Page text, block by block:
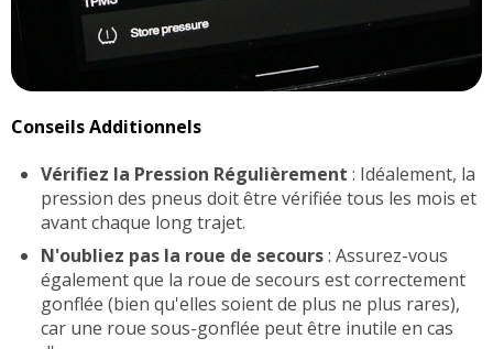
Conseils Additionnels
Vérifiez la Pression Régulièrement : Idéalement, la
pression des pneus doit être vérifiée tous les mois et
avant chaque long trajet.
N'oubliez pas la roue de secours: Assurez-vous
également que la roue de secours est correctement
gonflée (bien qu'elles soient de plus ne plus rares),
car une roue sous-gonflée peut être inutile en cas